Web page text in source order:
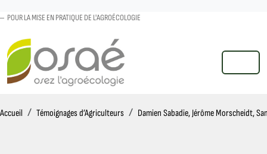
POUR LA MISE EN PRATIQUE DE L'AGROÉCOLOGIE
MENU
Accueil AccueilTémoignages d’Agriculteurs Damien Sabadie, Jérôme Morscheidt,